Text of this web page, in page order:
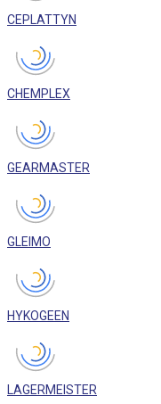
CEPLATTYN
CHEMPLEX
GEARMASTER
GLEIMO
HYKOGEEN
LAGERMEISTER